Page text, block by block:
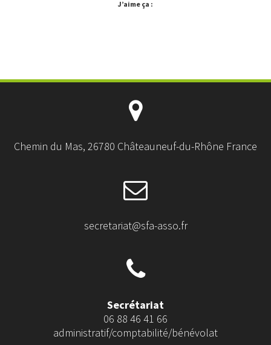
J’aime ça :
Chemin du Mas, 26780 Châteauneuf-du-Rhône France
secretariat@sfa-asso.fr
Secrétariat
06 88 46 41 66
administratif/comptabilité/bénévolat